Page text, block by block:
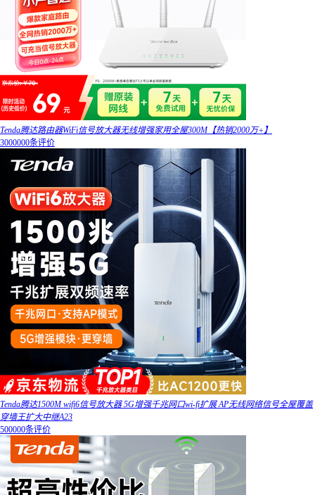
Tenda腾达路由器WiFi信号放大器无线增强家用全屋300M【热销2000万+】
3000000条评价
Tenda腾达1500M wifi6信号放大器 5G增强千兆网口wi-fi扩展 AP无线网络信号全屋覆盖
穿墙王扩大中继A23
500000条评价